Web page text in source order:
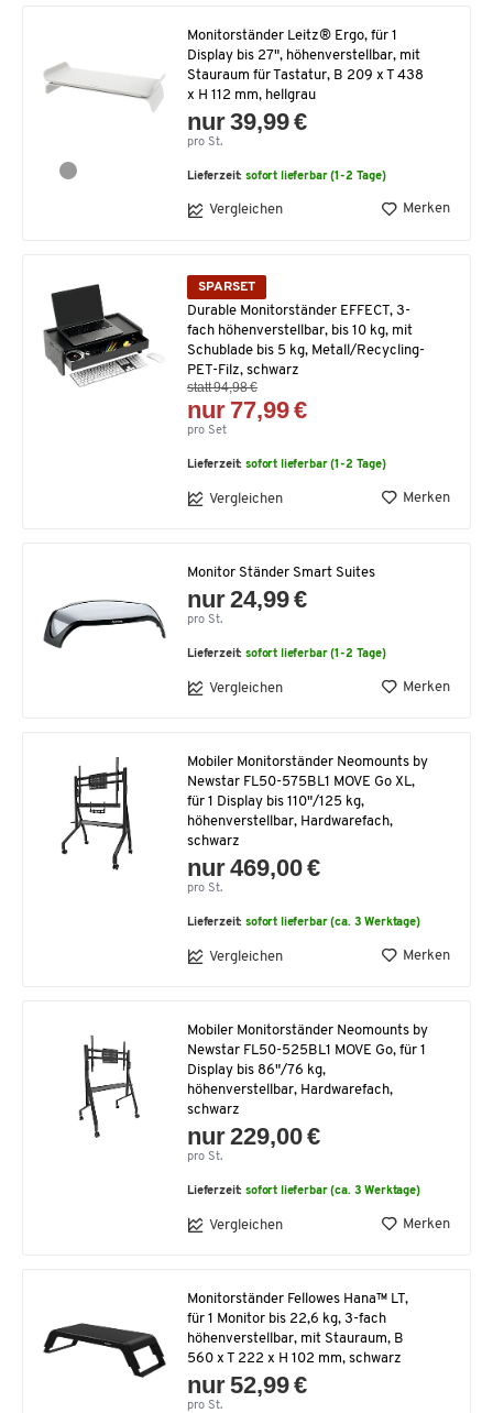
Monitorständer Leitz® Ergo, für 1
Display bis 27", höhenverstellbar, mit
Stauraum für Tastatur, B 209 x T 438
x H 112 mm, hellgrau
nur 39,99 €
pro St.
Lieferzeit:sofort lieferbar (1-2 Tage)
Vergleichen Merken
SPARSET
Durable Monitorständer EFFECT, 3-
fach höhenverstellbar, bis 10 kg, mit
Schublade bis 5 kg, Metall/Recycling-
PET-Filz, schwarz
statt 94,98 €
nur 77,99 €
pro Set
Lieferzeit:sofort lieferbar (1-2 Tage)
Vergleichen Merken
Monitor Ständer Smart Suites
nur 24,99 €
pro St.
Lieferzeit:sofort lieferbar (1-2 Tage)
Vergleichen Merken
Mobiler Monitorständer Neomounts by
Newstar FL50-575BL1 MOVE Go XL,
für 1 Display bis 110"/125 kg,
höhenverstellbar, Hardwarefach,
schwarz
nur 469,00 €
pro St.
Lieferzeit:sofort lieferbar (ca. 3 Werktage)
Vergleichen Merken
Mobiler Monitorständer Neomounts by
Newstar FL50-525BL1 MOVE Go, für 1
Display bis 86"/76 kg,
höhenverstellbar, Hardwarefach,
schwarz
nur 229,00 €
pro St.
Lieferzeit:sofort lieferbar (ca. 3 Werktage)
Vergleichen Merken
Monitorständer Fellowes Hana™ LT,
für 1 Monitor bis 22,6 kg, 3-fach
höhenverstellbar, mit Stauraum, B
560 x T 222 x H 102 mm, schwarz
nur 52,99 €
pro St.